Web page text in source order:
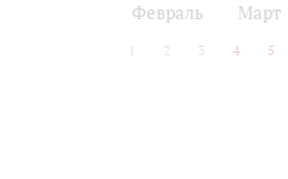
Февраль Март
2 3 4 5